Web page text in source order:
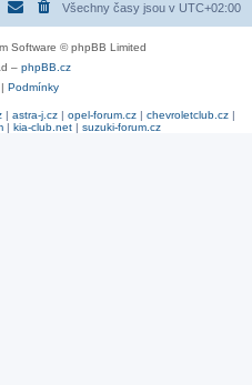
Všechny časy jsou v UTC+02:00
Software © phpBB Limited
– phpBB.cz
Podmínky
| astra-j.cz | opel-forum.cz | chevroletclub.cz |
| kia-club.net| suzuki-forum.cz